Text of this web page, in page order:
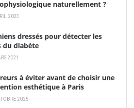
naturellement ?
2023
dressés pour détecter les
du diabète
2021
à éviter avant de choisir une
esthétique à Paris
2025